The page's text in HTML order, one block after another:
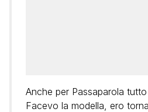
Anche per Passaparola
Facevo la modella, ero